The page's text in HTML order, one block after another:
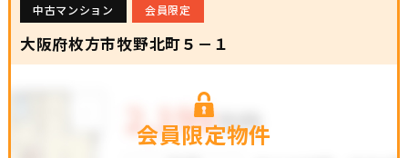
中古マンション 会員限定
大阪府枚方市牧野北町５－１
会員限定物件